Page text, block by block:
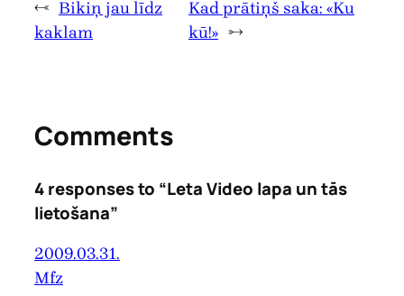
← Bikiņ jau līdz
kaklam
Kad prātiņš saka: «Ku
kū!» →
Comments
4 responses to “Leta Video lapa un tās
lietošana”
2009.03.31.
Mfz